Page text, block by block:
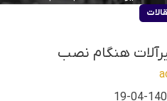
هنگام نصب